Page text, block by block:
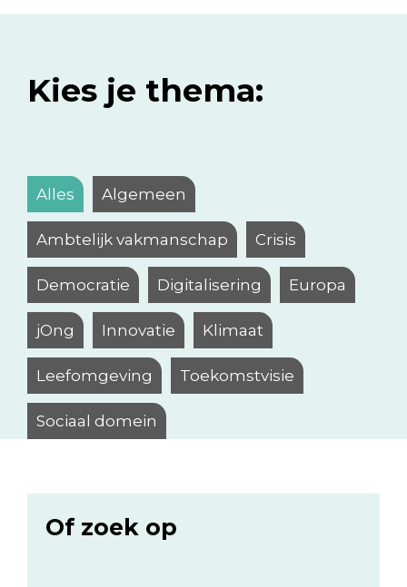
Kies je thema:
Alles Algemeen
Ambtelijk vakmanschap Crisis
Democratie Digitalisering Europa
jOng Innovatie Klimaat
Leefomgeving Toekomstvisie
Sociaal domein
Of zoek op